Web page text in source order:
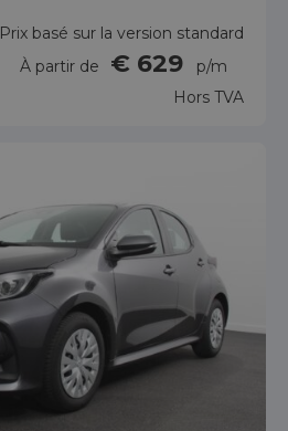
Prix basé sur la version standard
À partir de
€ 629
p/m
Hors TVA